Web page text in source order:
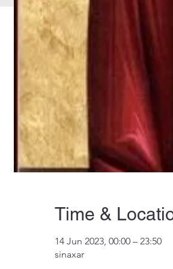
Time &
14 Jun 2023, 00:00 – 23:50
sinaxar